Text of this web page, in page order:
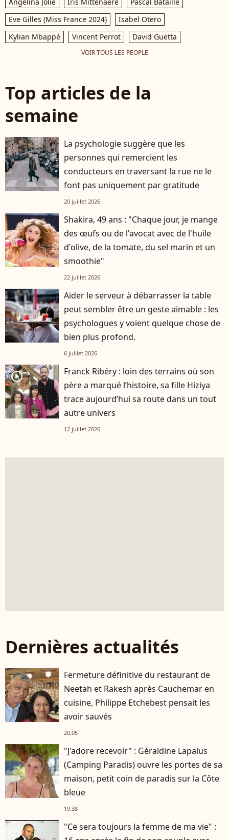
Eve Gilles (Miss France 2024)
Isabel Otero
Kylian Mbappé
Vincent Perrot David Guetta
VOIR TOUS LES PEOPLE
Top articles de la
semaine
La psychologie suggère que les
personnes qui remercient les
conducteurs en traversant la rue ne le
font pas uniquement par gratitude
20 juillet 2026
Shakira, 49 ans : "Chaque jour, je mange
des œufs ou de l'avocat avec de l'huile
d'olive, de la tomate, du sel marin et un
smoothie"
22 juillet 2026
Aider le serveur à débarrasser la table
peut sembler être un geste aimable : les
psychologues y voient quelque chose de
bien plus profond.
6 juillet 2026
player2
Franck Ribéry : loin des terrains où son
père a marqué l’histoire, sa fille Hiziya
trace aujourd’hui sa route dans un tout
autre univers
12 juillet 2026
Dernières actualités
Fermeture définitive du restaurant de
Neetah et Rakesh après Cauchemar en
cuisine, Philippe Etchebest pensait les
avoir sauvés
20:05
"J'adore recevoir" : Géraldine Lapalus
(Camping Paradis) ouvre les portes de sa
maison, petit coin de paradis sur la Côte
bleue
19:38
"Ce sera toujours la femme de ma vie" :